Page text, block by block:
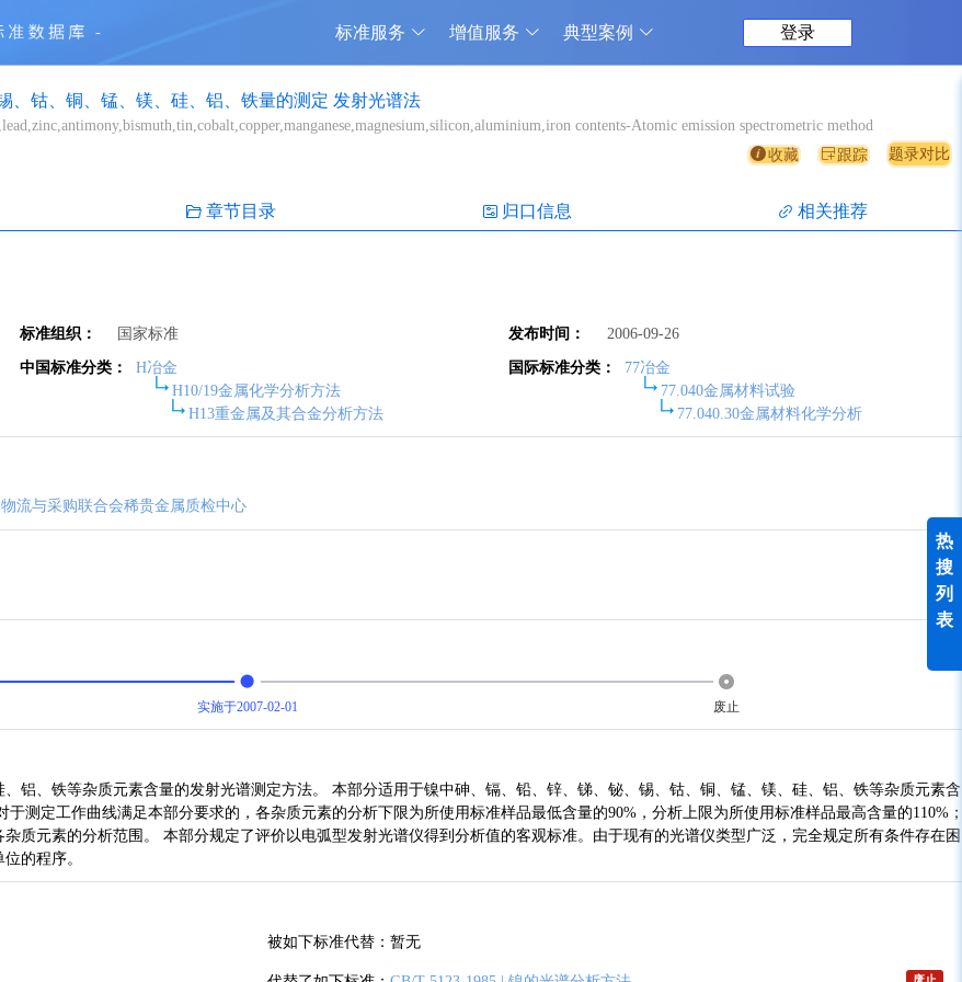
标准服务 增值服务 典型案例 登录
、钴、铜、锰、镁、硅、铝、铁量的测定 发射光谱法
contents-Atomic emission spectrometric method
收藏 跟踪 题录对比
章节目录 归口信息 相关推荐
标准组织： 国家标准 发布时间： 2006-09-26
中国标准分类：
H冶金
H10/19金属化学分析方法
H13重金属及其合金分析方法
国际标准分类：
77冶金
77.040金属材料试验
77.040.30金属材料化学分析
流与采购联合会稀贵金属质检中心
实施于2007-02-01 废止
铝、铁等杂质元素含量的发射光谱测定方法。 本部分适用于镍中砷、镉、铅、锌、锑、铋、锡、钴、铜、锰、镁、硅、铝、铁等杂质元素含
测定工作曲线满足本部分要求的，各杂质元素的分析下限为所使用标准样品最低含量的90%，分析上限为所使用标准样品最高含量的110%
质元素的分析范围。 本部分规定了评价以电弧型发射光谱仪得到分析值的客观标准。由于现有的光谱仪类型广泛，完全规定所有条件存在困
的程序。
被如下标准代替： 暂无
热
搜
列
表